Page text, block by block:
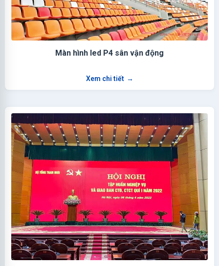
Màn hình led P4 sân vận động
Xem chi tiết →